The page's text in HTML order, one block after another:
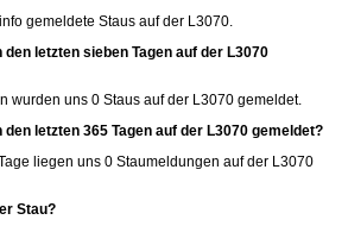
gemeldete Staus auf der L3070.
letzten sieben Tagen auf der L3070
wurden uns 0 Staus auf der L3070 gemeldet.
letzten 365 Tagen auf der L3070 gemeldet?
liegen uns 0 Staumeldungen auf der L3070
Stau?